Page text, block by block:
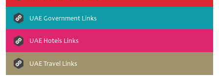
UAE Government Links
UAE Hotels Links
UAE Travel Links